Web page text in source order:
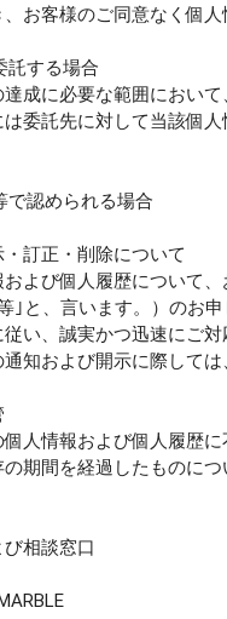
お客様のご同意なく個
託する場合
成に必要な範囲におい
委託先に対して当該個
で認められる場合
訂正・削除について
よび個人履歴について
｣と、言います。）のお
い、誠実かつ迅速にご対
知および開示に際して
人情報および個人履歴
期間を経過したものに
相談窓口